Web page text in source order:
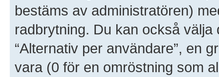
bestäms av administratören)
radbrytning. Du kan också
“Alternativ per användare”, en
vara (0 för en omröstning som